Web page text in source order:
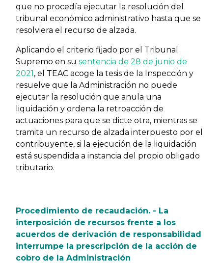
que no procedía ejecutar la resolución del
tribunal económico administrativo hasta que se
resolviera el recurso de alzada.
Aplicando el criterio fijado por el Tribunal
Supremo en su sentencia de 28 de junio de
2021, el TEAC acoge la tesis de la Inspección y
resuelve que la Administración no puede
ejecutar la resolución que anula una
liquidación y ordena la retroacción de
actuaciones para que se dicte otra, mientras se
tramita un recurso de alzada interpuesto por el
contribuyente, si la ejecución de la liquidación
está suspendida a instancia del propio obligado
tributario.
Procedimiento de recaudación. - La
interposición de recursos frente a los
acuerdos de derivación de responsabilidad
interrumpe la prescripción de la acción de
cobro de la Administración